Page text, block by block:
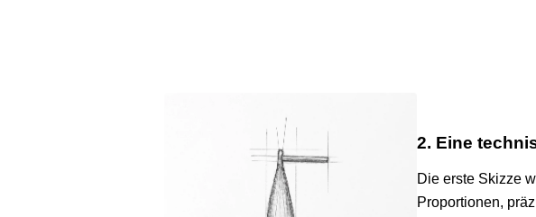
2. Eine
Die erste Skizze
Proportionen,